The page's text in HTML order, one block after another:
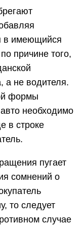
в имеющийся
причине того,
а не водителя.
формы
необходимо
в строке
пугает
сомнений о
то следует
случае